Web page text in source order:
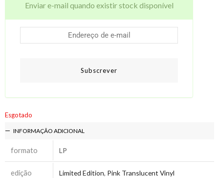
Enviar e-mail quando existir stock disponível
Subscrever
Esgotado
INFORMAÇÃO ADICIONAL
formato LP
edição Limited Edition, Pink Translucent Vinyl